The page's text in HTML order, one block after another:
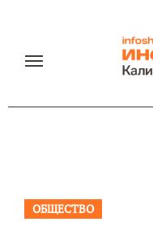
содержанию
ОБЩЕСТВО